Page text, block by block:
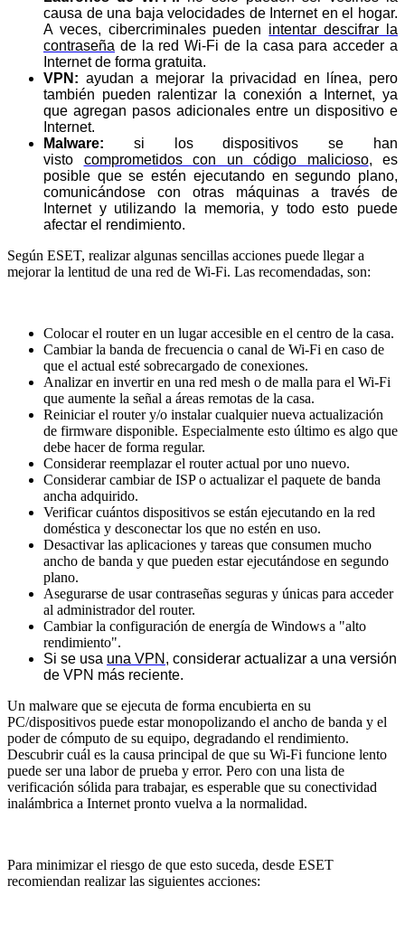
causa de una baja velocidades de Internet en el hogar.
A veces, cibercriminales pueden intentar descifrar la
contraseña de la red Wi-Fi de la casa para acceder a
Internet de forma gratuita.
VPN: ayudan a mejorar la privacidad en línea, pero
también pueden ralentizar la conexión a Internet, ya
que agregan pasos adicionales entre un dispositivo e
Internet.
Malware: si los dispositivos se han
visto comprometidos con un código malicioso, es
posible que se estén ejecutando en segundo plano,
comunicándose con otras máquinas a través de
Internet y utilizando la memoria, y todo esto puede
afectar el rendimiento.
Según ESET, realizar algunas sencillas acciones puede llegar a
mejorar la lentitud de una red de Wi-Fi. Las recomendadas, son:
Colocar el router en un lugar accesible en el centro de la casa.
Cambiar la banda de frecuencia o canal de Wi-Fi en caso de
que el actual esté sobrecargado de conexiones.
Analizar en invertir en una red mesh o de malla para el Wi-Fi
que aumente la señal a áreas remotas de la casa.
Reiniciar el router y/o instalar cualquier nueva actualización
de firmware disponible. Especialmente esto último es algo que
debe hacer de forma regular.
Considerar reemplazar el router actual por uno nuevo.
Considerar cambiar de ISP o actualizar el paquete de banda
ancha adquirido.
Verificar cuántos dispositivos se están ejecutando en la red
doméstica y desconectar los que no estén en uso.
Desactivar las aplicaciones y tareas que consumen mucho
ancho de banda y que pueden estar ejecutándose en segundo
plano.
Asegurarse de usar contraseñas seguras y únicas para acceder
al administrador del router.
Cambiar la configuración de energía de Windows a "alto
rendimiento".
Si se usa una VPN , considerar actualizar a una versión
de VPN más reciente.
Un malware que se ejecuta de forma encubierta en su
PC/dispositivos puede estar monopolizando el ancho de banda y el
poder de cómputo de su equipo, degradando el rendimiento.
Descubrir cuál es la causa principal de que su Wi-Fi funcione lento
puede ser una labor de prueba y error. Pero con una lista de
verificación sólida para trabajar, es esperable que su conectividad
inalámbrica a Internet pronto vuelva a la normalidad.
Para minimizar el riesgo de que esto suceda, desde ESET
recomiendan realizar las siguientes acciones: